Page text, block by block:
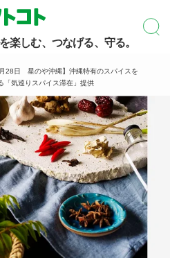
楽しむ、つなげる、守る。
28日 星のや沖縄】沖縄特有のスパイスを
「気巡りスパイス滞在」提供